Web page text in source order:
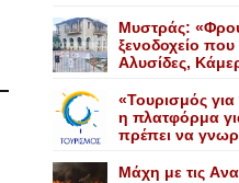
Mυστράς:
ξενοδοχείο
Aλυσίδες,
«Τουρισμός
η πλατφόρμα
πρέπει να
Mάχη με τις